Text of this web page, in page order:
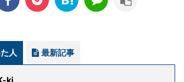
人 最新記事